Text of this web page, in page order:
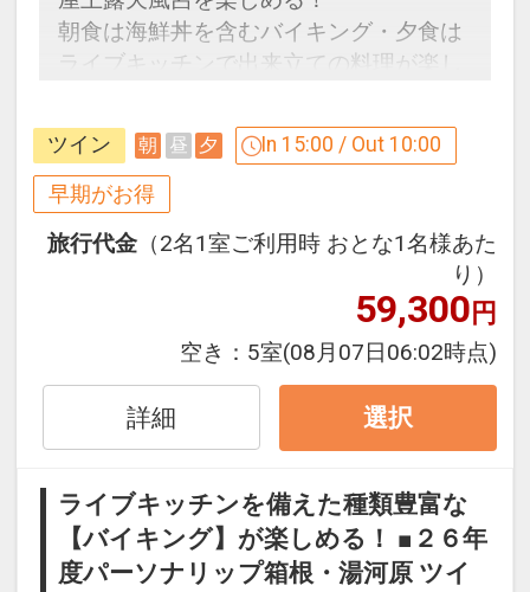
朝食は海鮮丼を含むバイキング・夕食は
ライブキッチンで出来立ての料理が楽し
早めのお申し込みがお得！【早２１】
早期予約限定！２１日前までのご予約が
※本プランは２１日前までの予約受付で
す。２０日前以降の人数変更、おとな・
こどもの内訳変更はできません。
ここがポイント！
●１部屋ごとに貸切風呂１回割引利用券
付（６０分通常２，２００円→１，１０
●おとなの女性の方に選べる色浴衣を1枚
ご用意！※１泊ごと
ツイン 朝 昼 夕 In 15:00 / Out 10:00
早期がお得
旅行代金 （2名1室ご利用時 おとな1名様あた
り）
59,300円
空き： 5室(08月07日06:02時点)
詳細 選択
ライブキッチンを備えた種類豊富な
【バイキング】が楽しめる！ ■２６年
度パーソナリップ箱根・湯河原 ツイ